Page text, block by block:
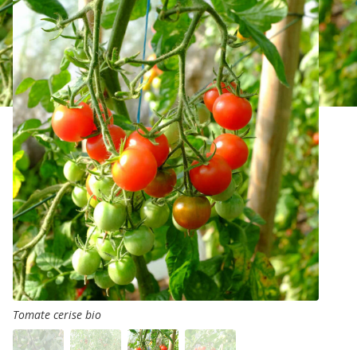
Tomate cerise bio